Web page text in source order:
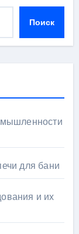
Поиск
для бани
и их